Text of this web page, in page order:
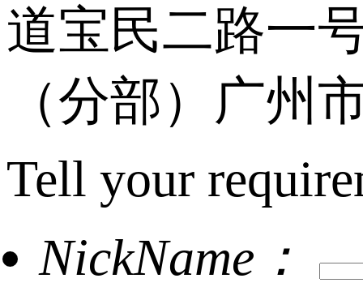
道宝民二路一
（分部）广州
Tell your
NickName：